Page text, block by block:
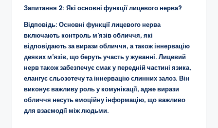
Запитання 2: Які основні функції лицевого нерва?
Відповідь: Основні функції лицевого нерва
включають контроль м’язів обличчя, які
відповідають за вирази обличчя, а також іннервацію
деяких м’язів, що беруть участь у жуванні. Лицевий
нерв також забезпечує смак у передній частині язика,
елангує сльозотечу та іннервацію слинних залоз. Він
виконує важливу роль у комунікації, адже вирази
обличчя несуть емоційну інформацію, що важливо
для взаємодії між людьми.